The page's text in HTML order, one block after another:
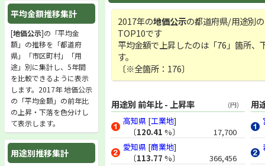
2017年の地価公示の都道府県/用途別
TOP10です
平均金額で上昇したのは「76」箇所、
す。
〔※全箇所：176〕
用途別 前年比 - 上昇率 (円)
高知県 [工業地]
〔120.41 %〕
17,700
愛知県 [商業地]
〔113.77 %〕
366,456
用
平均金額推移集計
[地価公示]の「平均金
額」の推移を「都道府
県」「市区町村」「用
途」別に集計し、5年間
を比較できるように表示
します。2017年 地価公示
の「平均金額」の前年比
の上昇・下落を色分けし
て表示します。
用途別推移集計